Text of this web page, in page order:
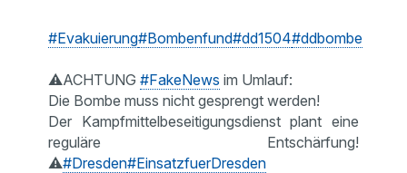
#Evakuierung#Bombenfund#dd1504#ddbombe
⚠️ACHTUNG#FakeNews im Umlauf:
Die Bombe muss nicht gesprengt werden!
Der Kampfmittelbeseitigungsdienst plant eine
reguläre Entschärfung!
⚠️#Dresden#EinsatzfuerDresden